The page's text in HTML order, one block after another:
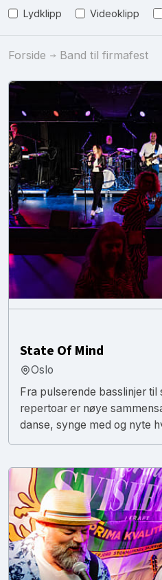
Lydklipp Videoklipp
Forside Band til firmafest
State Of Mind
Oslo
Fra pulserende basslinjer
repertoar er nøye
danse, synge med og nyte